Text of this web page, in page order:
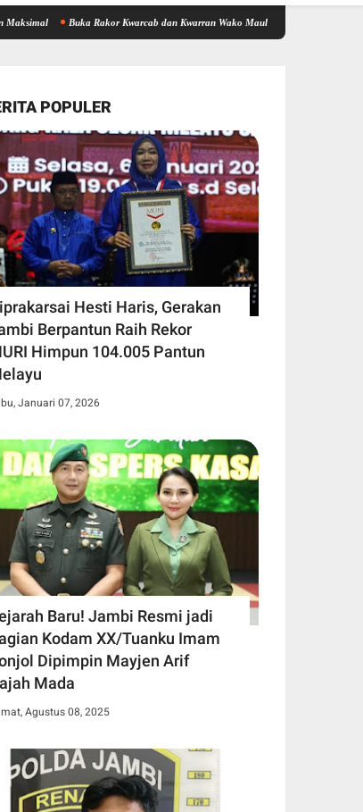
Buka Rakor Kwarcab dan Kwarran Wako Maulana Siapkan Jalur Prestasi
POPULER
Hesti Haris, Gerakan
Berpantun Raih Rekor
Himpun 104.005 Pantun
Januari 07, 2026
Baru! Jambi Resmi jadi
Kodam XX/Tuanku Imam
Dipimpin Mayjen Arif
Mada
Agustus 08, 2025